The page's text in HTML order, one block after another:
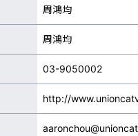
周鴻均
周鴻均
03-9050002
http://